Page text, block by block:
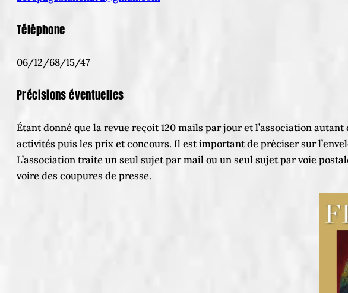
Téléphone
06/12/68/15/47
Précisions éventuelles
Étant donné que la revue reçoit 120 mails par jour et l’association
activités puis les prix et concours. Il est important de préciser sur
L’association traite un seul sujet par mail ou un seul sujet par voie
voire des coupures de presse.